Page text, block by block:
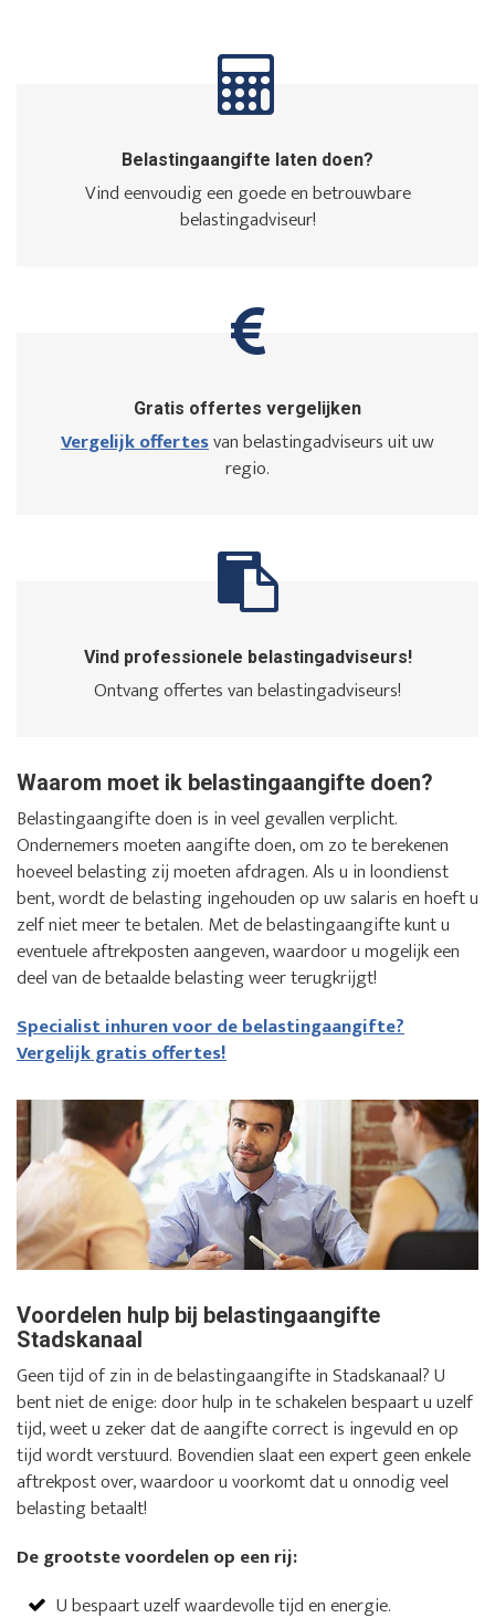
Belastingaangifte laten doen?
Vind eenvoudig een goede en betrouwbare
belastingadviseur!
Gratis offertes vergelijken
Vergelijk offertesvan belastingadviseurs uit uw
regio.
Vind professionele belastingadviseurs!
Ontvang offertes van belastingadviseurs!
Waarom moet ik belastingaangifte doen?
Belastingaangifte doen is in veel gevallen verplicht.
Ondernemers moeten aangifte doen, om zo te berekenen
hoeveel belasting zij moeten afdragen. Als u in loondienst
bent, wordt de belasting ingehouden op uw salaris en hoeft u
zelf niet meer te betalen. Met de belastingaangifte kunt u
eventuele aftrekposten aangeven, waardoor u mogelijk een
deel van de betaalde belasting weer terugkrijgt!
Specialist inhuren voor de belastingaangifte?
Vergelijk gratis offertes!
Voordelen hulp bij belastingaangifte
Stadskanaal
Geen tijd of zin in de belastingaangifte in Stadskanaal? U
bent niet de enige: door hulp in te schakelen bespaart u uzelf
tijd, weet u zeker dat de aangifte correct is ingevuld en op
tijd wordt verstuurd. Bovendien slaat een expert geen enkele
aftrekpost over, waardoor u voorkomt dat u onnodig veel
belasting betaalt!
De grootste voordelen op een rij:
U bespaart uzelf waardevolle tijd en energie.